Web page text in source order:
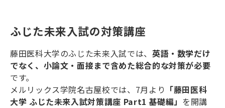
ふじた未来入試の対策講座
藤田医科大学のふじた未来入試では、 英語・数学だけ
でなく、小論文・面接まで含めた総合的な対策が必要
です。
メルリックス学院名古屋校では、7月より 「藤田医科
大学 ふじた未来入試対策講座 Part1 基礎編」 を開講